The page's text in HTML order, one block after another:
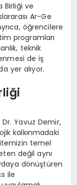
Birliği ve
Ar-Ge
öğrencilere
programları
teknik
de iş
yer alıyor.
Yavuz Demir,
kalkınmadaki
temel
değil aynı
dönüştüren
ile